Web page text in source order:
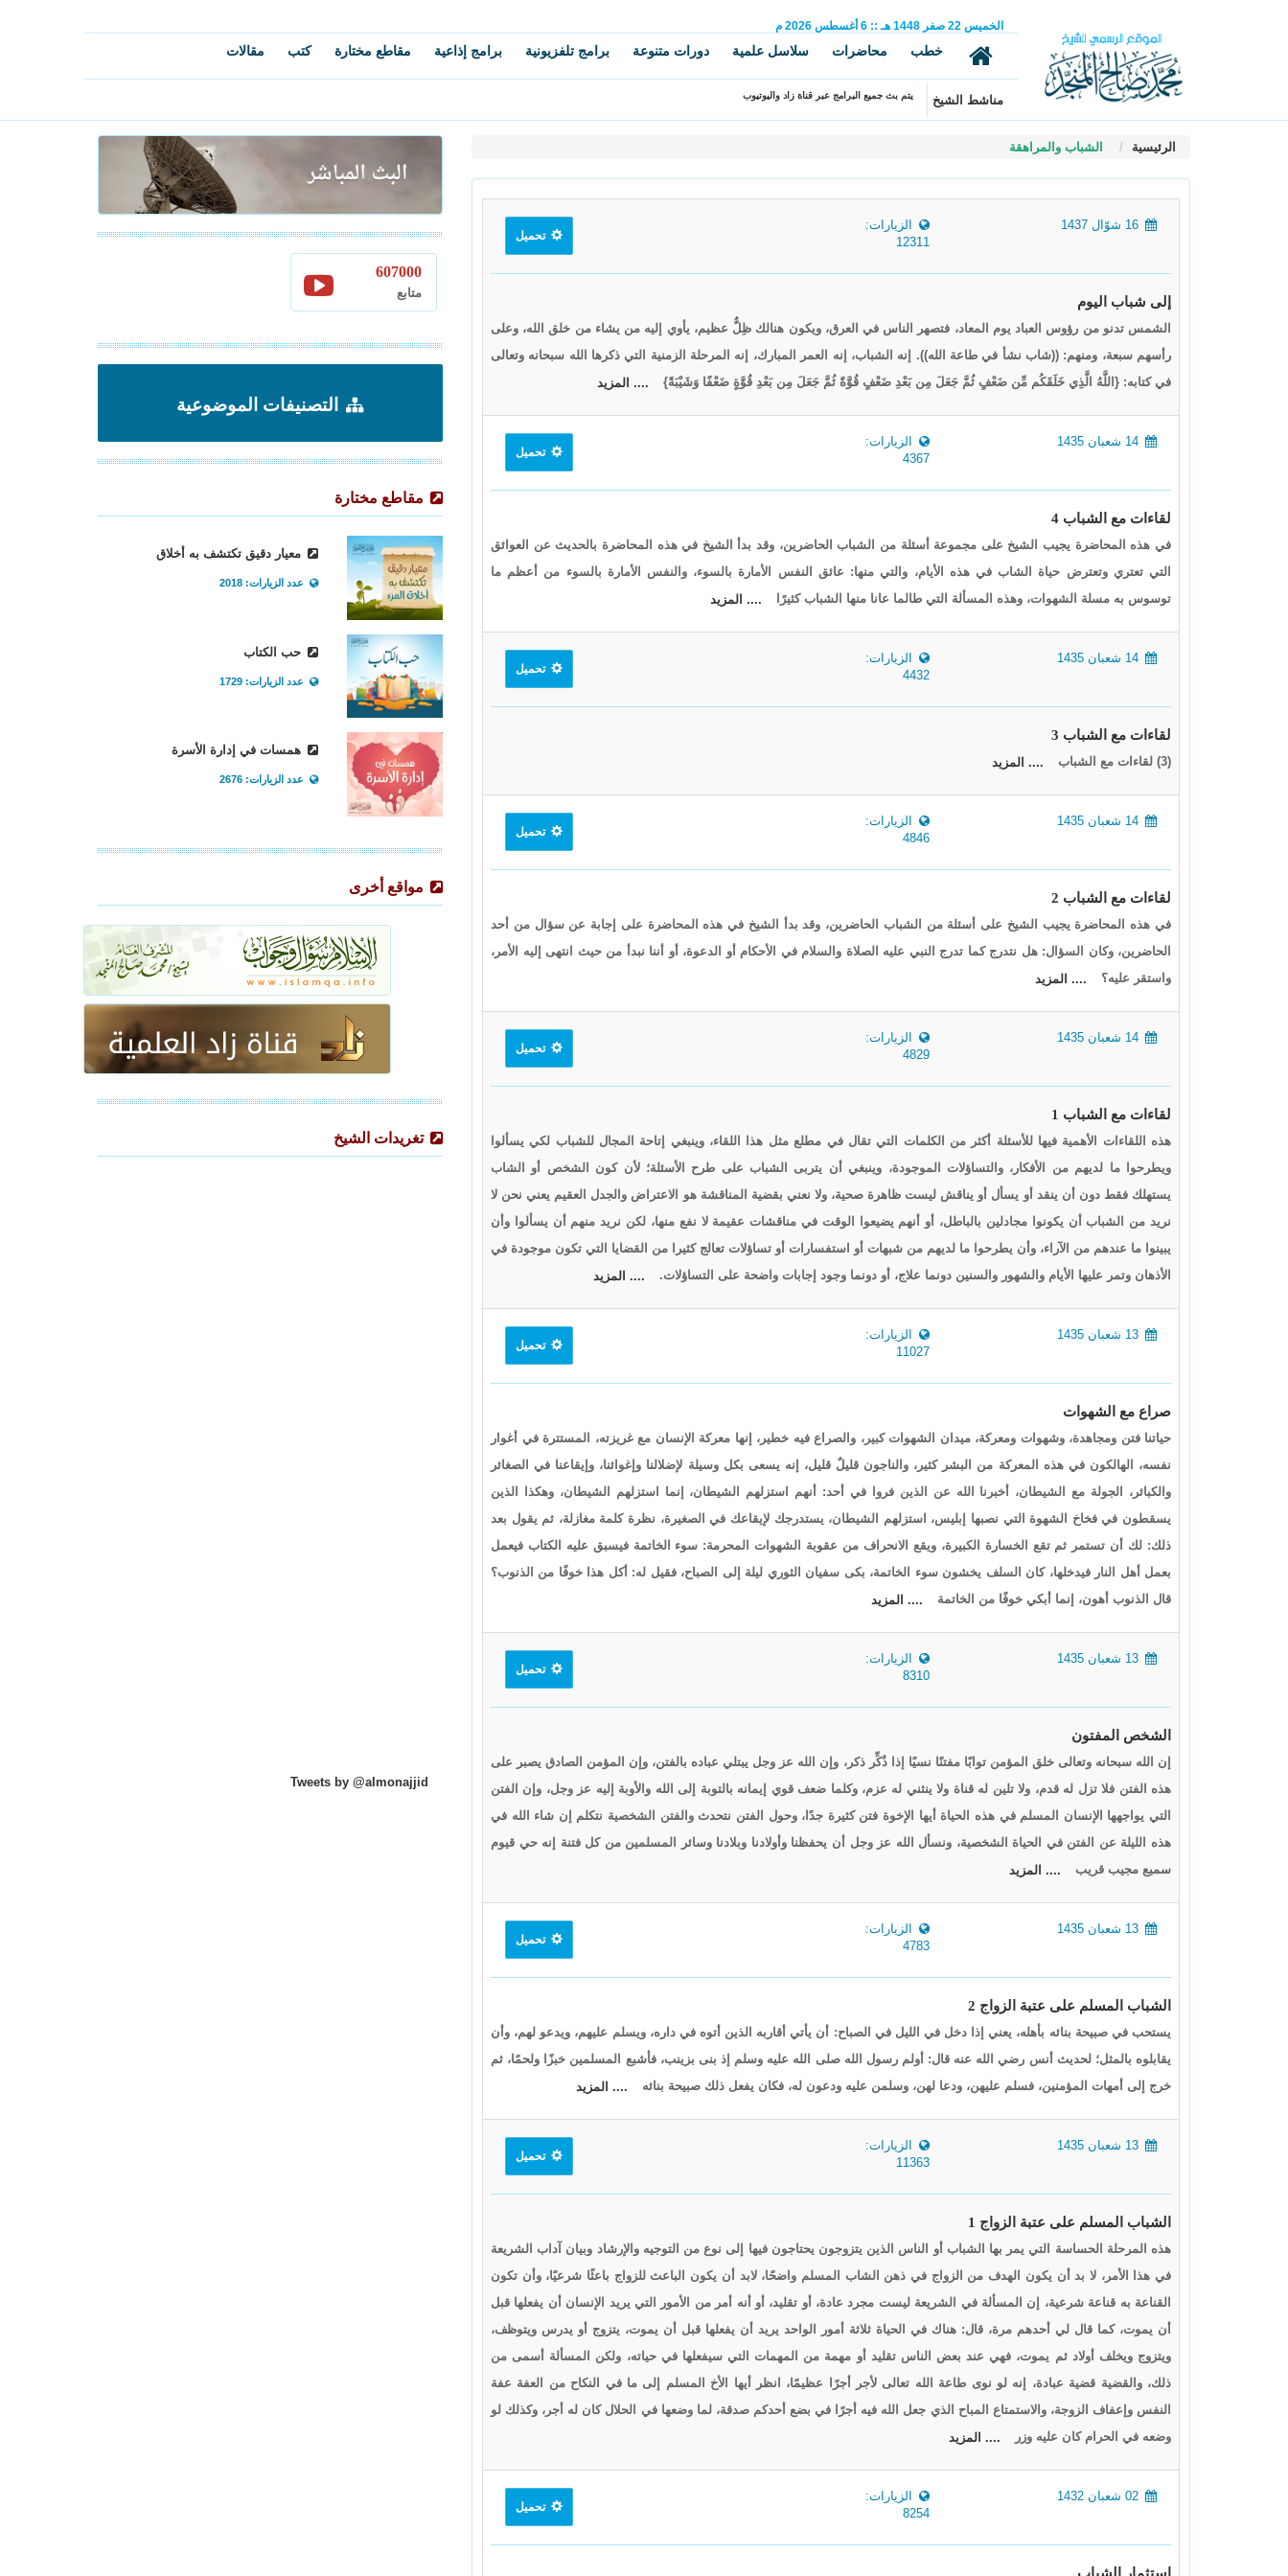
الخميس 22 صفر 1448 هـ ::
6 أغسطس 2026 م
خطب محاضرات سلاسل علمية دورات متنوعة برامج تلفزيونية برامج إذاعية مقاطع مختارة كتب مقالات
مناشط الشيخ يتم بث جميع البرامج عبر قناة زاد واليوتيوب
الرئيسية الشباب والمراهقة
الزيارات:
12311
تحميل
إلى شباب اليوم
الشمس تدنو من رؤوس العباد يوم المعاد، فتصهر الناس في العرق، ويكون هنالك ظِلٌّ عظيم، يأوي إليه من يشاء من خلق الله، وعلى
رأسهم سبعة، ومنهم: ((شاب نشأ في طاعة الله)). إنه الشباب، إنه العمر المبارك، إنه المرحلة الزمنية التي ذكرها الله سبحانه وتعالى
في كتابه: {اللَّهُ الَّذِي خَلَقَكُم مِّن ضَعْفٍ ثُمَّ جَعَلَ مِن بَعْدِ ضَعْفٍ قُوَّةً ثُمَّ جَعَلَ مِن بَعْدِ قُوَّةٍ ضَعْفًا وَشَيْبَةً}
.... المزيد
الزيارات:
4367
تحميل
لقاءات مع الشباب 4
في هذه المحاضرة يجيب الشيخ على مجموعة أسئلة من الشباب الحاضرين، وقد بدأ الشيخ في هذه المحاضرة بالحديث عن العوائق
التي تعتري وتعترض حياة الشاب في هذه الأيام، والتي منها: عائق النفس الأمارة بالسوء، والنفس الأمارة بالسوء من أعظم ما
توسوس به مسلة الشهوات، وهذه المسألة التي طالما عانا منها الشباب كثيرًا
.... المزيد
الزيارات:
4432
تحميل
لقاءات مع الشباب 3
(3) لقاءات مع الشباب .... المزيد
الزيارات:
4846
تحميل
لقاءات مع الشباب 2
في هذه المحاضرة يجيب الشيخ على أسئلة من الشباب الحاضرين، وقد بدأ الشيخ في هذه المحاضرة على إجابة عن سؤال من أحد
الحاضرين، وكان السؤال: هل نتدرج كما تدرج النبي عليه الصلاة والسلام في الأحكام أو الدعوة، أو أننا نبدأ من حيث انتهى إليه الأمر،
واستقر عليه؟
.... المزيد
الزيارات:
4829
تحميل
لقاءات مع الشباب 1
هذه اللقاءات الأهمية فيها للأسئلة أكثر من الكلمات التي تقال في مطلع مثل هذا اللقاء، وينبغي إتاحة المجال للشباب لكي يسألوا
ويطرحوا ما لديهم من الأفكار، والتساؤلات الموجودة، وينبغي أن يتربى الشباب على طرح الأسئلة؛ لأن كون الشخص أو الشاب
يستهلك فقط دون أن ينقد أو يسأل أو يناقش ليست ظاهرة صحية، ولا نعني بقضية المناقشة هو الاعتراض والجدل العقيم يعني نحن لا
نريد من الشباب أن يكونوا مجادلين بالباطل، أو أنهم يضيعوا الوقت في مناقشات عقيمة لا نفع منها، لكن نريد منهم أن يسألوا وأن
يبينوا ما عندهم من الآراء، وأن يطرحوا ما لديهم من شبهات أو استفسارات أو تساؤلات تعالج كثيرا من القضايا التي تكون موجودة في
الأذهان وتمر عليها الأيام والشهور والسنين دونما علاج، أو دونما وجود إجابات واضحة على التساؤلات.
.... المزيد
الزيارات:
11027
تحميل
صراع مع الشهوات
حياتنا فتن ومجاهدة، وشهوات ومعركة، ميدان الشهوات كبير، والصراع فيه خطير، إنها معركة الإنسان مع غريزته، المستترة في أغوار
نفسه، الهالكون في هذه المعركة من البشر كثير، والناجون قليلٌ قليل، إنه يسعى بكل وسيلة لإضلالنا وإغوائنا، وإيقاعنا في الصغائر
والكبائر، الجولة مع الشيطان، أخبرنا الله عن الذين فروا في أحد: أنهم استزلهم الشيطان، إنما استزلهم الشيطان، وهكذا الذين
يسقطون في فخاخ الشهوة التي نصبها إبليس، استزلهم الشيطان، يستدرجك لإيقاعك في الصغيرة، نظرة كلمة مغازلة، ثم يقول بعد
ذلك: لك أن تستمر ثم تقع الخسارة الكبيرة، ويقع الانحراف من عقوبة الشهوات المحرمة: سوء الخاتمة فيسبق عليه الكتاب فيعمل
بعمل أهل النار فيدخلها، كان السلف يخشون سوء الخاتمة، بكى سفيان الثوري ليلة إلى الصباح، فقيل له: أكل هذا خوفًا من الذنوب؟
قال الذنوب أهون، إنما أبكي خوفًا من الخاتمة
.... المزيد
الزيارات:
8310
تحميل
الشخص المفتون
إن الله سبحانه وتعالى خلق المؤمن توابًا مفتنًا نسيًا إذا ذُكِّر ذكر، وإن الله عز وجل يبتلي عباده بالفتن، وإن المؤمن الصادق يصبر على
هذه الفتن فلا تزل له قدم، ولا تلين له قناة ولا ينثني له عزم، وكلما ضعف قوي إيمانه بالتوبة إلى الله والأوبة إليه عز وجل، وإن الفتن
التي يواجهها الإنسان المسلم في هذه الحياة أيها الإخوة فتن كثيرة جدًا، وحول الفتن نتحدث والفتن الشخصية نتكلم إن شاء الله في
هذه الليلة عن الفتن في الحياة الشخصية، ونسأل الله عز وجل أن يحفظنا وأولادنا وبلادنا وسائر المسلمين من كل فتنة إنه حي قيوم
سميع مجيب قريب
.... المزيد
الزيارات:
4783
تحميل
الشباب المسلم على عتبة الزواج 2
يستحب في صبيحة بنائه بأهله، يعني إذا دخل في الليل في الصباح: أن يأتي أقاربه الذين أتوه في داره، ويسلم عليهم، ويدعو لهم، وأن
يقابلوه بالمثل؛ لحديث أنس رضي الله عنه قال: أولم رسول الله صلى الله عليه وسلم إذ بنى بزينب، فأشبع المسلمين خبزًا ولحمًا، ثم
خرج إلى أمهات المؤمنين، فسلم عليهن، ودعا لهن، وسلمن عليه ودعون له، فكان يفعل ذلك صبيحة بنائه
.... المزيد
الزيارات:
11363
تحميل
الشباب المسلم على عتبة الزواج 1
هذه المرحلة الحساسة التي يمر بها الشباب أو الناس الذين يتزوجون يحتاجون فيها إلى نوع من التوجيه والإرشاد وبيان آداب الشريعة
في هذا الأمر، لا بد أن يكون الهدف من الزواج في ذهن الشاب المسلم واضحًا، لابد أن يكون الباعث للزواج باعثًا شرعيًا، وأن تكون
القناعة به قناعة شرعية، إن المسألة في الشريعة ليست مجرد عادة، أو تقليد، أو أنه أمر من الأمور التي يريد الإنسان أن يفعلها قبل
أن يموت، كما قال لي أحدهم مرة، قال: هناك في الحياة ثلاثة أمور الواحد يريد أن يفعلها قبل أن يموت، يتزوج أو يدرس ويتوظف،
ويتزوج ويخلف أولاد ثم يموت، فهي عند بعض الناس تقليد أو مهمة من المهمات التي سيفعلها في حياته، ولكن المسألة أسمى من
ذلك، والقضية قضية عبادة، إنه لو نوى طاعة الله تعالى لأجر أجرًا عظيمًا، انظر أيها الأخ المسلم إلى ما في النكاح من العفة عفة
النفس وإعفاف الزوجة، والاستمتاع المباح الذي جعل الله فيه أجرًا في بضع أحدكم صدقة، لما وضعها في الحلال كان له أجر، وكذلك لو
وضعه في الحرام كان عليه وزر
.... المزيد
الزيارات:
8254
تحميل
607000
متابع
التصنيفات الموضوعية
مقاطع مختارة
معيار دقيق تكتشف به أخلاق
عدد الزيارات: 2018
حب الكتاب
عدد الزيارات: 1729
همسات في إدارة الأسرة
عدد الزيارات: 2676
مواقع أخرى
تغريدات الشيخ
Tweets by @almonajjid